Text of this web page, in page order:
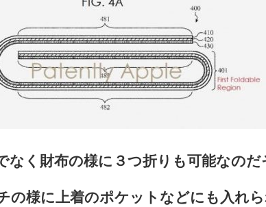
なく財布の様に３つ折りも可能なのだ
の様に上着のポケットなどにも入れ